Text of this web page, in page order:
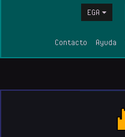
EGA
Contacto Ayuda